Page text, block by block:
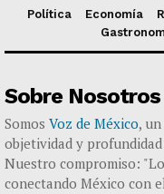
Política Economía
Sobre Nosotros
Somos Voz de México,
objetividad y
Nuestro compromiso:
conectando México con